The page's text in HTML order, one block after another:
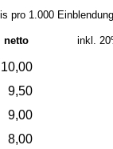
pro 1.000
netto inkl.
10,00
9,50
9,00
8,00